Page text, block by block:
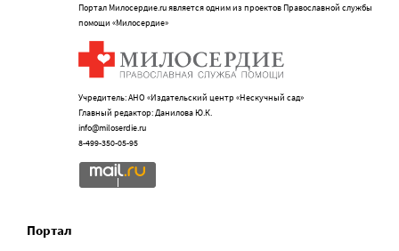
Портал Милосердие.ru является одним из проектов Православной службы
помощи «Милосердие»
Учредитель: АНО «Издательский центр «Нескучный сад»
Главный редактор: Данилова Ю.К.
info@miloserdie.ru
8-499-350-05-95
Портал